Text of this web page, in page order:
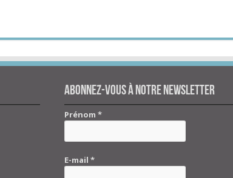
Abonnez-vous à notre newsletter
Prénom*
E-mail*